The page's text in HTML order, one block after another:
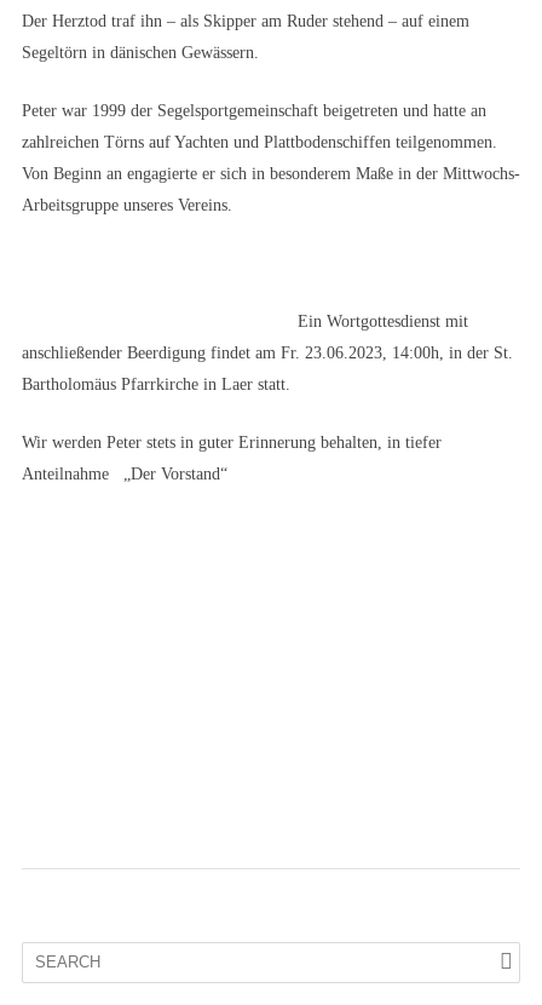
Der Herztod traf ihn – als Skipper am Ruder stehend – auf einem
Segeltörn in dänischen Gewässern.
Peter war 1999 der Segelsportgemeinschaft beigetreten und hatte an
zahlreichen Törns auf Yachten und Plattbodenschiffen teilgenommen.
Von Beginn an engagierte er sich in besonderem Maße in der Mittwochs-
Arbeitsgruppe unseres Vereins.
Ein Wortgottesdienst mit
anschließender Beerdigung findet am Fr. 23.06.2023, 14:00h, in der St.
Bartholomäus Pfarrkirche in Laer statt.
Wir werden Peter stets in guter Erinnerung behalten, in tiefer
Anteilnahme „Der Vorstand“